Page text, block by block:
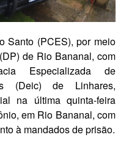
Santo (PCES), por meio
de Rio Bananal, com
Especializada de
(Deic) de Linhares,
na última quinta-feira
em Rio Bananal, com
à mandados de prisão.